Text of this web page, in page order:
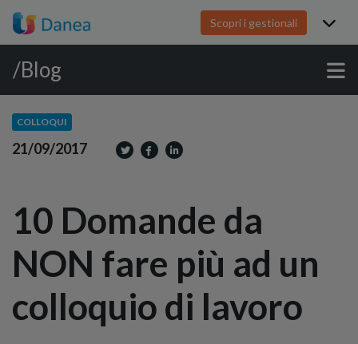
Scopri i gestionali
/Blog
COLLOQUI
21/09/2017
10 Domande da
NON fare più ad un
colloquio di lavoro